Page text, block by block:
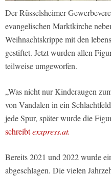
Der Rüsselsheimer
evangelischen Marktkirche
Weihnachtskrippe mit den
gestiftet. Jetzt wurden allen
teilweise umgeworfen.
„Was nicht nur Kinderaugen
von Vandalen in ein
jede Spur, später wurde die
schreibtexxpress.at.
Bereits 2021 und 2022 wurde
abgeschlagen. Die vielen